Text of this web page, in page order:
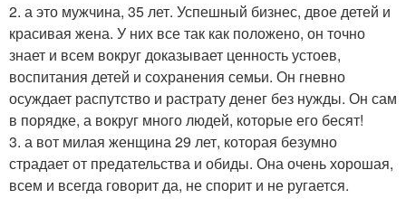
2. а это мужчина, 35 лет. Успешный бизнес, двое детей и
красивая жена. У них все так как положено, он точно
знает и всем вокруг доказывает ценность устоев,
воспитания детей и сохранения семьи. Он гневно
осуждает распутство и растрату денег без нужды. Он сам
в порядке, а вокруг много людей, которые его бесят!
3. а вот милая женщина 29 лет, которая безумно
страдает от предательства и обиды. Она очень хорошая,
всем и всегда говорит да, не спорит и не ругается.